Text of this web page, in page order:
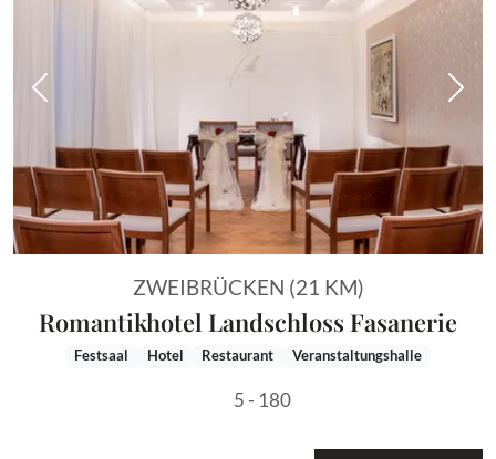
Vorheriges Bild
ZWEIBRÜCKEN (21 KM)
Romantikhotel Landschloss Fasanerie
Festsaal Hotel Restaurant Veranstaltungshalle
5 - 180